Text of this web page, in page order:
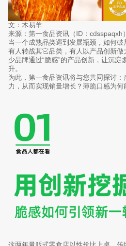
文：木易羊
来源：第一食品资讯（ID：cdsspaqxh）
当一个成熟品类遇到发展瓶颈，如何破
有人转战其它品类，有人以产品创新
少品牌通过“脆感”的产品创新，让沉
升。
为此，第一食品资讯将与您共同探讨
力，从而实现销量增长？薄脆口感为